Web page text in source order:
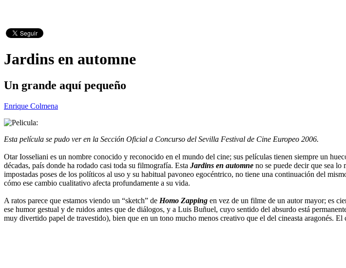
Jardins en automne
Un grande aquí pequeño
Enrique Colmena
Esta película se pudo ver en la Sección Oficial a Concurso del Sevilla Festival de Cine Europeo 2006.
Otar Iosseliani es un nombre conocido y reconocido en el mundo del cine; sus películas tienen siempre un
décadas, país donde ha rodado casi toda su filmografía. Esta Jardins en automne no se puede decir que sea
impostadas poses de los políticos al uso y su habitual pavoneo egocéntrico, no tiene una continuación del
cómo ese cambio cualitativo afecta profundamente a su vida.
A ratos parece que estamos viendo un “sketch” de Homo Zapping en vez de un filme de un autor mayor; es
ese humor gestual y de ruidos antes que de diálogos, y a Luis Buñuel, cuyo sentido del absurdo está
muy divertido papel de travestido), bien que en un tono mucho menos creativo que el del cineasta aragonés.